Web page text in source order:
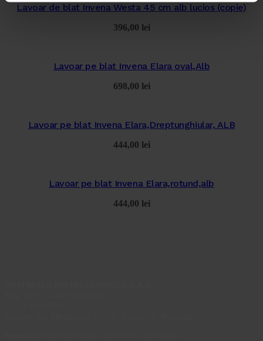
Lavoar de blat Invena Westa 45 cm alb lucios (copie)
396,00 lei
Lavoar pe blat Invena Elara oval,Alb
698,00 lei
Lavoar pe blat Invena Elara,Dreptunghiular, ALB
444,00 lei
Lavoar pe blat Invena Elara,rotund,alb
444,00 lei